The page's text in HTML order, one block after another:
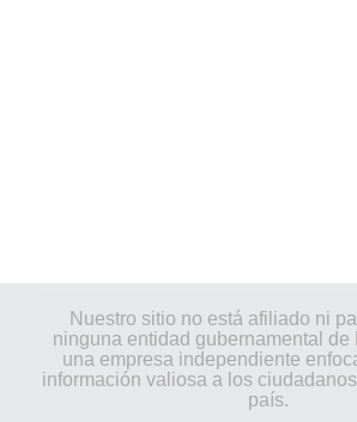
Nuestro sitio no está afiliado ni
ninguna entidad gubernamental de
una empresa independiente
información valiosa a los
país.